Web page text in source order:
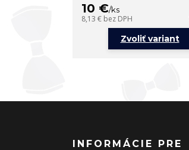
10 €/ks
8,13 € bez DPH
Zvoliť variant
INFORMÁCIE PRE